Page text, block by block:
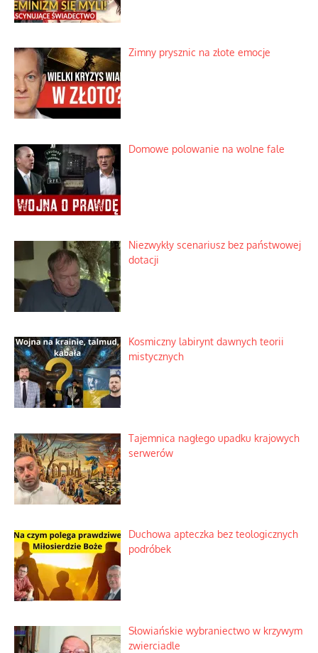
Zimny prysznic na złote emocje
Domowe polowanie na wolne fale
Niezwykły scenariusz bez państwowej
dotacji
Kosmiczny labirynt dawnych teorii
mistycznych
Tajemnica nagłego upadku krajowych
serwerów
Duchowa apteczka bez teologicznych
podróbek
Słowiańskie wybraniectwo w krzywym
zwierciadle